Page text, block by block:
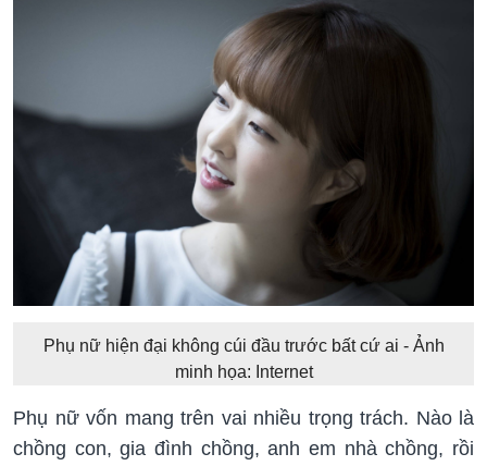
Phụ nữ hiện đại không cúi đầu trước bất cứ ai - Ảnh
minh họa: Internet
Phụ nữ vốn mang trên vai nhiều trọng trách. Nào là
chồng con, gia đình chồng, anh em nhà chồng, rồi